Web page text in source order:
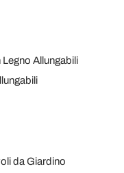
Legno Allungabili
da Giardino